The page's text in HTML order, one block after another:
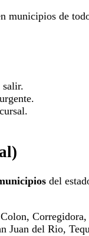
municipios de
del
Juan del Rio,